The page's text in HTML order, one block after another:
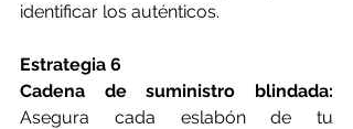
identificar los auténticos.
Estrategia 6
Asegura cada eslabón de tu